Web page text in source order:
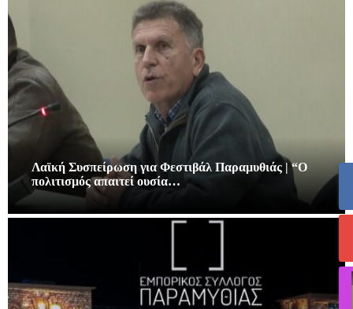
Λαϊκή Συσπείρωση για Φεστιβάλ Παραμυθιάς | “Ο
πολιτισμός απαιτεί ουσία…